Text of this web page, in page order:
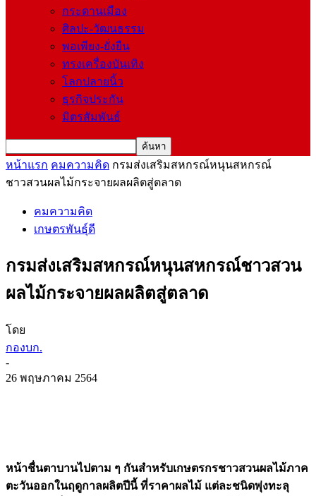
กระดานเมือง
ศิลปะ-วัฒนธรรม
พอเพียง-ยั่งยืน
ทรงเครื่องบันเทิง
โลกปลายนิ้ว
ธุรกิจประกัน
มิตรสัมพันธ์
หน้าแรก คมความคิด กรมส่งเสริมสหกรณ์หนุนสหกรณ์
ชาวสวนผลไม้กระจายผลผลิตสู่ตลาด
คมความคิด
เกษตรพันธุ์ดี
กรมส่งเสริมสหกรณ์หนุนสหกรณ์ชาวสวน
ผลไม้กระจายผลผลิตสู่ตลาด
โดย
กองบก.
-
26 พฤษภาคม 2564
หน้าชื่นตาบานไปตาม ๆ กันสำหรับเกษตรกรชาวสวนผลไม้ภาค
ตะวันออกในฤดูกาลผลิตปีนี้ ที่ราคาผลไม้ แต่ละชนิดพุ่งทะลุ